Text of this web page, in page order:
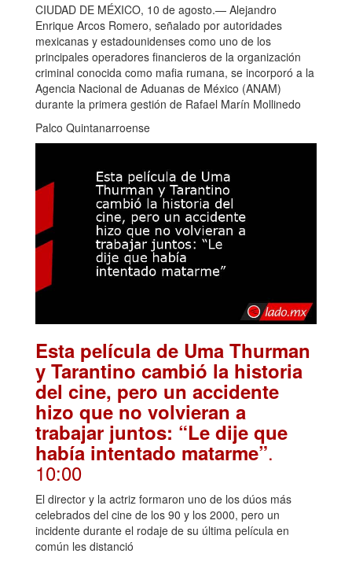
CIUDAD DE MÉXICO, 10 de agosto.— Alejandro
Enrique Arcos Romero, señalado por autoridades
mexicanas y estadounidenses como uno de los
principales operadores financieros de la organización
criminal conocida como mafia rumana, se incorporó a la
Agencia Nacional de Aduanas de México (ANAM)
durante la primera gestión de Rafael Marín Mollinedo
Palco Quintanarroense
Esta película de Uma Thurman
y Tarantino cambió la historia
del cine, pero un accidente
hizo que no volvieran a
trabajar juntos: “Le dije que
había intentado matarme”.
10:00
El director y la actriz formaron uno de los dúos más
celebrados del cine de los 90 y los 2000, pero un
incidente durante el rodaje de su última película en
común les distanció